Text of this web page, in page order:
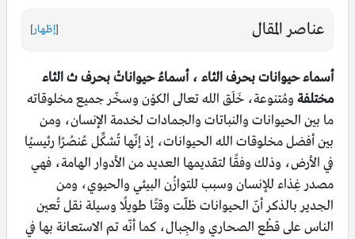
عناصر المقال [إظهار]
أسماء حيوانات بحرف الثاء ، أسماءُ حيواناتْ بحرف ث الثاء
مختلفة ومُتنوعة، خَلَق الله تعالى الكوْن وسخّر جميع مخلوقاته
ما بين الحيوانات والنباتات والجمادات لخدمة الإنسان، ومن
بين أفضل مخلوقات الله الحيوانات، إذ إنّها تُشكِّل عُنصُرًا رئيسيُا
في الأرض، وذلك وفقًا لتقديمها العديد من الأدوار الهامة، فهي
مصدر غِذاء للإنسان وسبب للتوازُن البيئي والحيوي، ومن
الجدير بالذكر أنّ الحيوانات ظلّت وقتًا طويلًا وسيلة نقل تُعين
الناس على قطْع الصحاري والجِبال، كما أنّه تم الاستعانة بها في